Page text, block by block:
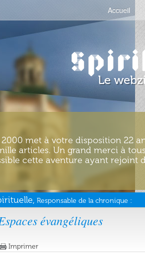
Accueil
met à votre disposition 22
articles. Un grand merci à
cette aventure ayant rejoint
Responsable de la chronique :
évangéliques
Imprimer